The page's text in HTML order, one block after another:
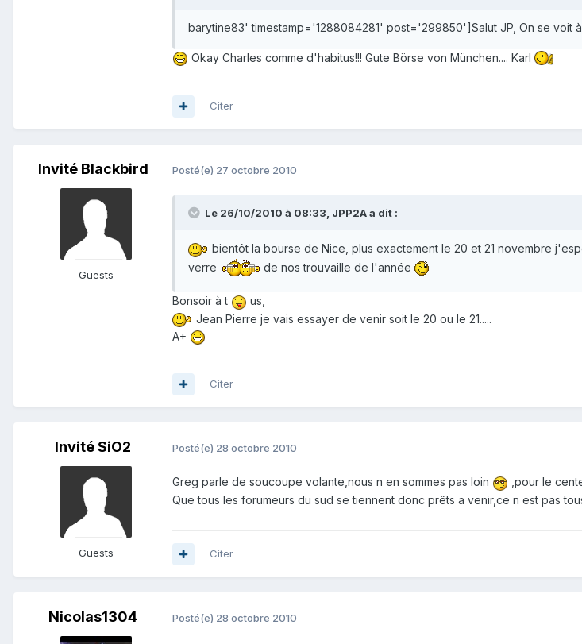
barytine83' timestamp='1288084281' post='299850']Salut JP, On se voit
Okay Charles comme d'habitus!!! Gute Börse von München.... Karl
Citer
Invité Blackbird
Guests
Posté(e) 27 octobre 2010
Le 26/10/2010 à 08:33, JPP2A a dit :
bientôt la bourse de Nice, plus exactement le 20 et 21 novembre
verre
de nos trouvaille de l'année
Bonsoir à t
us,
Jean Pierre je vais essayer de venir soit le 20 ou le 21.....
A+
Citer
Invité SiO2
Guests
Posté(e) 28 octobre 2010
Greg parle de soucoupe volante,nous n en sommes pas loin ,pour le
Que tous les forumeurs du sud se tiennent donc prêts a venir,ce n est pas
Citer
Nicolas1304 Posté(e) 28 octobre 2010